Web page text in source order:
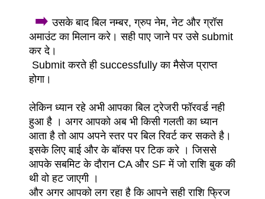
➡️उसके बाद बिल नम्बर, ग्रुप नेम, नेट और ग्रॉस
अमाउंट का मिलान करे। सही पाए जाने पर उसे submit
कर दे।
Submit करते ही successfully का मैसेज प्राप्त
होगा।
लेकिन ध्यान रहे अभी आपका बिल ट्रेजरी फॉरवर्ड नही
हुआ है । अगर आपको अब भी किसी गलती का ध्यान
आता है तो आप अपने स्तर पर बिल रिवर्ट कर सकते है।
इसके लिए बाई और के बॉक्स पर टिक करे । जिससे
आपके सबमिट के दौरान CA और SF में जो राशि बुक की
थी वो हट जाएगी ।
और अगर आपको लग रहा है कि आपने सही राशि फ्रिज